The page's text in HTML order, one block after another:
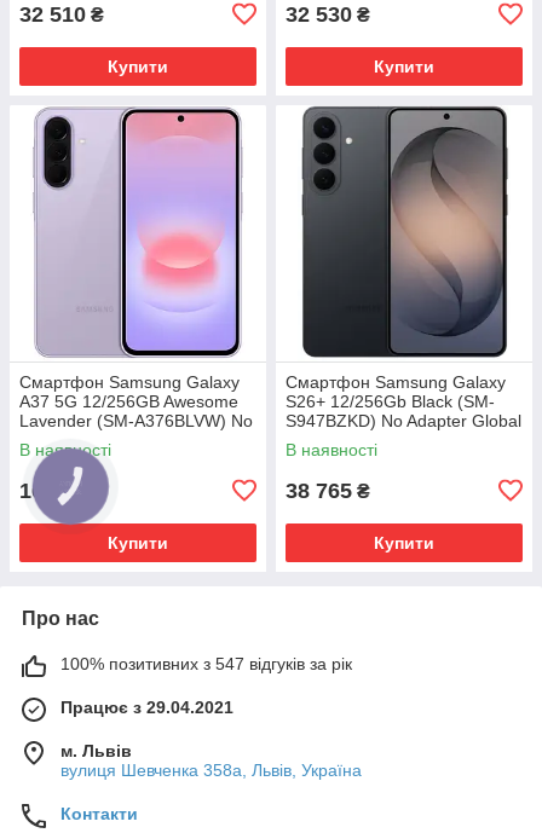
32 510 ₴
Купити
32 530 ₴
Купити
Смартфон Samsung Galaxy
A37 5G 12/256GB Awesome
Lavender (SM-A376BLVW) No
Adapter MY
В наявності
16 595
Купити
Смартфон Samsung Galaxy
S26+ 12/256Gb Black (SM-
S947BZKD) No Adapter Global
version
В наявності
38 765 ₴
Купити
Про нас
100% позитивних з 547 відгуків за рік
Працює з 29.04.2021
м. Львів
вулиця Шевченка 358а, Львів, Україна
Контакти